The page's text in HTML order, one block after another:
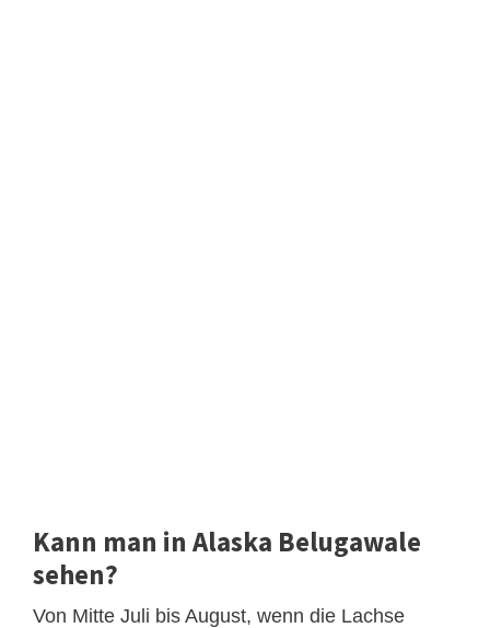
Kann man in Alaska Belugawale
sehen?
Von Mitte Juli bis August, wenn die Lachse